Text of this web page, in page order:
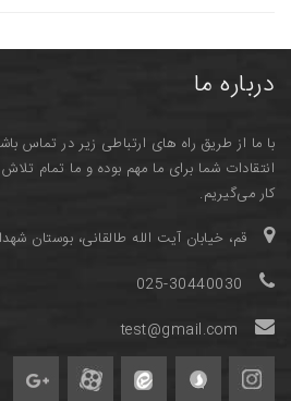
درباره ما
با ما از طریق راه های ارتباطی زیر در تماس
انتقادات شما برای ما مهم بوده و ما تمام
کار می‌گیریم.
قم، خیابان آیت الله طالقانی، بوستان
025-30440030
test@gmail.com